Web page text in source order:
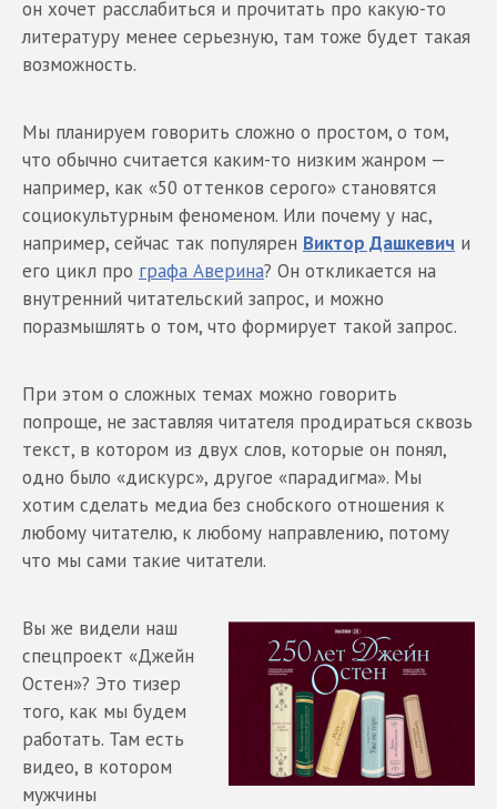
он хочет расслабиться и прочитать про какую-то
литературу менее серьезную, там тоже будет такая
возможность.
Мы планируем говорить сложно о простом, о том,
что обычно считается каким-то низким жанром —
например, как «50 оттенков серого» становятся
социокультурным феноменом. Или почему у нас,
например, сейчас так популярен Виктор Дашкевич и
его цикл про графа Аверина? Он откликается на
внутренний читательский запрос, и можно
поразмышлять о том, что формирует такой запрос.
При этом о сложных темах можно говорить
попроще, не заставляя читателя продираться сквозь
текст, в котором из двух слов, которые он понял,
одно было «дискурс», другое «парадигма». Мы
хотим сделать медиа без снобского отношения к
любому читателю, к любому направлению, потому
что мы сами такие читатели.
Вы же видели наш
спецпроект «Джейн
Остен»? Это тизер
того, как мы будем
работать. Там есть
видео, в котором
мужчины